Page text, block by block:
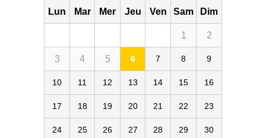
Lun Mar Mer Jeu Ven Sam Dim
1 2
3 4 5 6 7 8 9
10 11 12 13 14 15 16
17 18 19 20 21 22 23
24 25 26 27 28 29 30